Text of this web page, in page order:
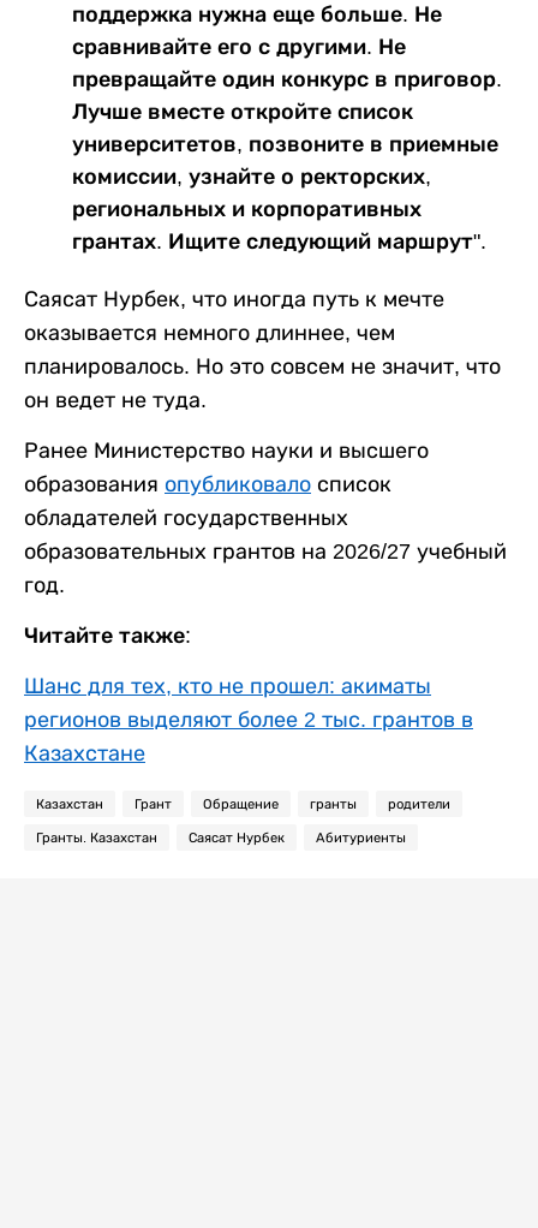
поддержка нужна еще больше. Не
сравнивайте его с другими. Не
превращайте один конкурс в приговор.
Лучше вместе откройте список
университетов, позвоните в приемные
комиссии, узнайте о ректорских,
региональных и корпоративных
грантах. Ищите следующий маршрут".
Саясат Нурбек, что иногда путь к мечте
оказывается немного длиннее, чем
планировалось. Но это совсем не значит, что
он ведет не туда.
Ранее Министерство науки и высшего
образования опубликовало список
обладателей государственных
образовательных грантов на 2026/27 учебный
год.
Читайте также:
Шанс для тех, кто не прошел: акиматы
регионов выделяют более 2 тыс. грантов в
Казахстане
Казахстан Грант Обращение гранты родители
Гранты. Казахстан Саясат Нурбек Абитуриенты